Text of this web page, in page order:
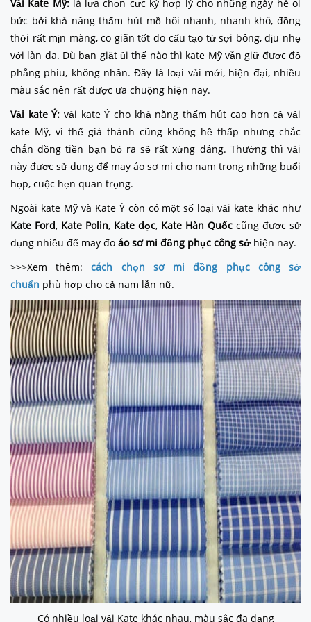
Vải Kate Mỹ:là lựa chọn cực kỳ hợp lý cho những ngày hè oi
bức bởi khả năng thấm hút mồ hôi nhanh, nhanh khô, đồng
thời rất mịn màng, co giãn tốt do cấu tạo từ sợi bông, dịu nhẹ
với làn da. Dù bạn giặt ủi thế nào thì kate Mỹ vẫn giữ được độ
phẳng phiu, không nhăn. Đây là loại vải mới, hiện đại, nhiều
màu sắc nên rất được ưa chuộng hiện nay.
Vải kate Ý: vải kate Ý cho khả năng thấm hút cao hơn cả vải
kate Mỹ, vì thế giá thành cũng không hề thấp nhưng chắc
chắn đồng tiền bạn bỏ ra sẽ rất xứng đáng. Thường thì vải
này được sử dụng để may áo sơ mi cho nam trong những buổi
họp, cuộc hẹn quan trọng.
Ngoài kate Mỹ và Kate Ý còn có một số loại vải kate khác như
Kate Ford, Kate Polin, Kate dọc, Kate Hàn Quốc cũng được sử
dụng nhiều để may đo áo sơ mi đồng phục công sở hiện nay.
>>>Xem thêm:cách chọn sơ mi đồng phục công sở
chuẩn phù hợp cho cả nam lẫn nữ.
Có nhiều loại vải Kate khác nhau, màu sắc đa dạng